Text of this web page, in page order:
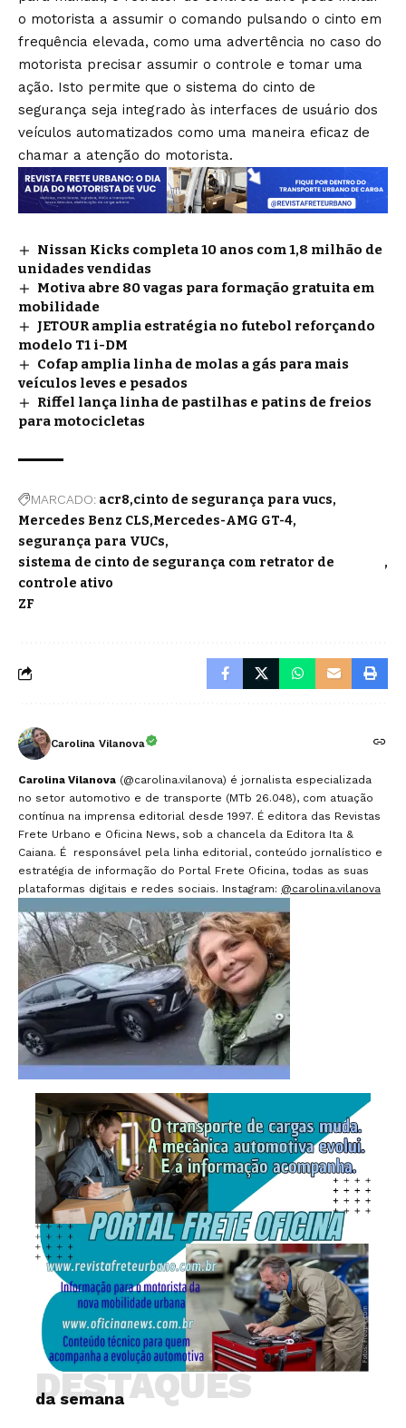
o motorista a assumir o comando pulsando o cinto em
frequência elevada, como uma advertência no caso do
motorista precisar assumir o controle e tomar uma
ação. Isto permite que o sistema do cinto de
segurança seja integrado às interfaces de usuário dos
veículos automatizados como uma maneira eficaz de
chamar a atenção do motorista.
Nissan Kicks completa 10 anos com 1,8 milhão de
unidades vendidas
Motiva abre 80 vagas para formação gratuita em
mobilidade
JETOUR amplia estratégia no futebol reforçando
modelo T1 i-DM
Cofap amplia linha de molas a gás para mais
veículos leves e pesados
Riffel lança linha de pastilhas e patins de freios
para motocicletas
MARCADO: acr8 cinto de segurança para vucs
Mercedes Benz CLS Mercedes-AMG GT-4
segurança para VUCs
sistema de cinto de segurança com retrator de
controle ativo
ZF
Carolina Vilanova
Carolina Vilanova (@carolina.vilanova) é jornalista especializada
no setor automotivo e de transporte (MTb 26.048), com atuação
contínua na imprensa editorial desde 1997. É editora das Revistas
Frete Urbano e Oficina News, sob a chancela da Editora Ita &
Caiana. É responsável pela linha editorial, conteúdo jornalístico e
estratégia de informação do Portal Frete Oficina, todas as suas
plataformas digitais e redes sociais. Instagram: @carolina.vilanova
da semana
DESTAQUES